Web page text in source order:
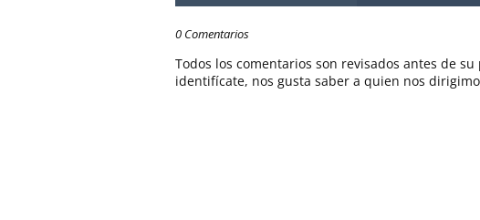
0 Comentarios
Todos los comentarios son revisados antes de
identifícate, nos gusta saber a quien nos